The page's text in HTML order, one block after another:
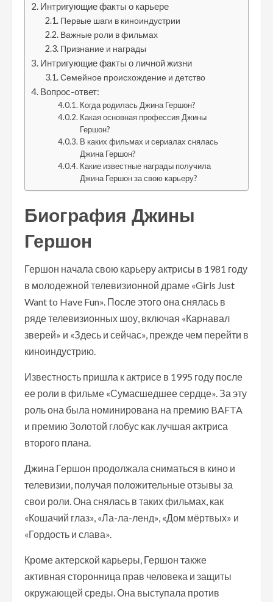
Интригующие факты о карьере
Первые шаги в киноиндустрии
Важные роли в фильмах
Признание и награды
Интригующие факты о личной жизни
Семейное происхождение и детство
Вопрос-ответ:
Когда родилась Джина Гершон?
Какая основная профессия Джины
Гершон?
В каких фильмах и сериалах снялась
Джина Гершон?
Какие известные награды получила
Джина Гершон за свою карьеру?
Биография Джины
Гершон
Гершон начала свою карьеру актрисы в 1981 году
в молодежной телевизионной драме «Girls Just
Want to Have Fun». После этого она снялась в
ряде телевизионных шоу, включая «Карнавал
зверей» и «Здесь и сейчас», прежде чем перейти в
киноиндустрию.
Известность пришла к актрисе в 1995 году после
ее роли в фильме «Сумасшедшее сердце». За эту
роль она была номинирована на премию BAFTA
и премию Золотой глобус как лучшая актриса
второго плана.
Джина Гершон продолжала сниматься в кино и
телевизии, получая положительные отзывы за
свои роли. Она снялась в таких фильмах, как
«Кошачий глаз», «Ла-ла-ленд», «Дом мёртвых» и
«Гордость и слава».
Кроме актерской карьеры, Гершон также
активная сторонница прав человека и защиты
окружающей среды. Она выступала против